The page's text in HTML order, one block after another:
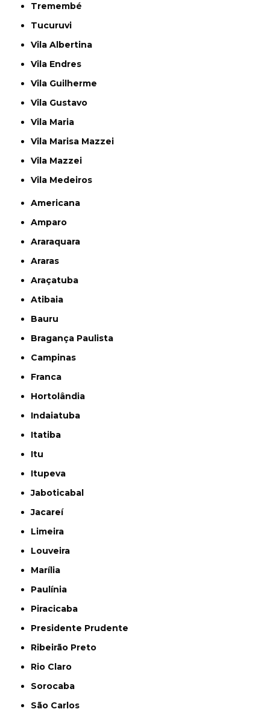
Tremembé
Tucuruvi
Vila Albertina
Vila Endres
Vila Guilherme
Vila Gustavo
Vila Maria
Vila Marisa Mazzei
Vila Mazzei
Vila Medeiros
Americana
Amparo
Araraquara
Araras
Araçatuba
Atibaia
Bauru
Bragança Paulista
Campinas
Franca
Hortolândia
Indaiatuba
Itatiba
Itu
Itupeva
Jaboticabal
Jacareí
Limeira
Louveira
Marília
Paulínia
Piracicaba
Presidente Prudente
Ribeirão Preto
Rio Claro
Sorocaba
São Carlos